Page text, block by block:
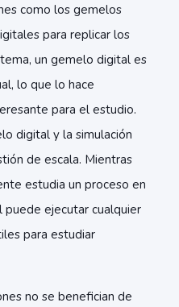
como los gemelos
para replicar los
un gemelo digital es
lo que lo hace
para el estudio.
digital y la simulación
de escala. Mientras
estudia un proceso en
ejecutar cualquier
para estudiar
no se benefician de